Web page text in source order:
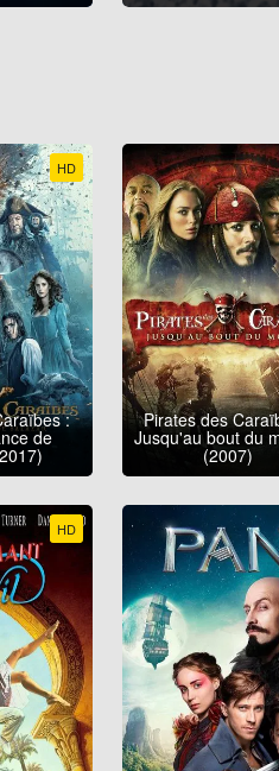
HD
:
de
Pirates des
Jusqu'au bout du
(2007)
HD